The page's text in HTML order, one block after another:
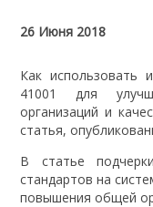
26 Июня 2018
Как
41001 для
организаций и
статья,
В статье
стандартов на
повышения общей